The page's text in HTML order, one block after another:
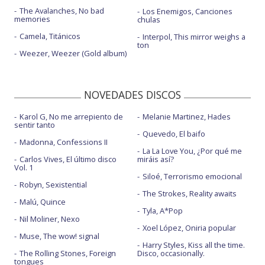
The Avalanches, No bad
memories
Camela, Titánicos
Weezer, Weezer (Gold album)
Los Enemigos, Canciones
chulas
Interpol, This mirror weighs a
ton
NOVEDADES DISCOS
Karol G, No me arrepiento de
sentir tanto
Madonna, Confessions II
Carlos Vives, El último disco
Vol. 1
Robyn, Sexistential
Malú, Quince
Nil Moliner, Nexo
Muse, The wow! signal
The Rolling Stones, Foreign
tongues
Melanie Martinez, Hades
Quevedo, El baifo
La La Love You, ¿Por qué me
miráis así?
Siloé, Terrorismo emocional
The Strokes, Reality awaits
Tyla, A*Pop
Xoel López, Oniria popular
Harry Styles, Kiss all the time.
Disco, occasionally.